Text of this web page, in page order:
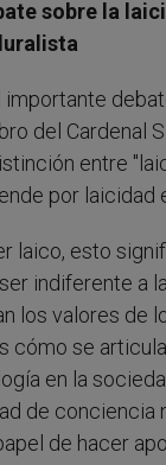
sobre la
importante
del Cardenal
entre
por laicidad
laico, esto
indiferente a
los valores de
cómo se
en la
de conciencia
de hacer